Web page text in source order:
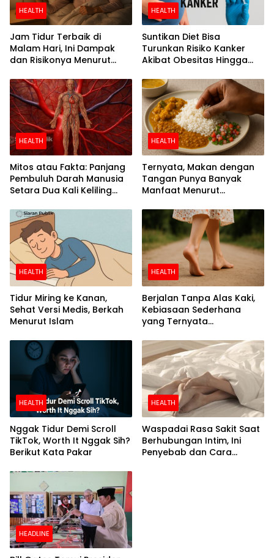
HEALTH
Jam Tidur Terbaik di
Malam Hari, Ini Dampak
dan Risikonya Menurut
HEALTH
Suntikan Diet Bisa
Turunkan Risiko Kanker
Akibat Obesitas Hingga
HEALTH
Mitos atau Fakta: Panjang
Pembuluh Darah Manusia
Setara Dua Kali Keliling
HEALTH
Ternyata, Makan dengan
Tangan Punya Banyak
Manfaat Menurut
HEALTH
Tidur Miring ke Kanan,
Sehat Versi Medis, Berkah
Menurut Islam
HEALTH
Berjalan Tanpa Alas Kaki,
Kebiasaan Sederhana
yang Ternyata
HEALTH
Nggak Tidur Demi Scroll
TikTok, Worth It Nggak Sih?
Berikut Kata Pakar
HEALTH
Waspadai Rasa Sakit Saat
Berhubungan Intim, Ini
Penyebab dan Cara
HEADLINE